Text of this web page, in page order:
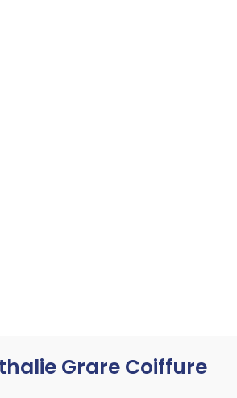
Grare Coiffure